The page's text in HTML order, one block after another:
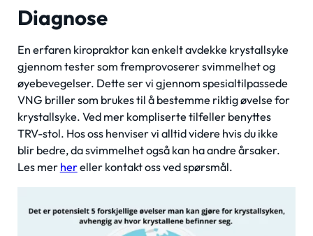
Diagnose
En erfaren kiropraktor kan enkelt avdekke krystallsyke
gjennom tester som fremprovoserer svimmelhet og
øyebevegelser. Dette ser vi gjennom spesialtilpassede
VNG briller som brukes til å bestemme riktig øvelse for
krystallsyke. Ved mer kompliserte tilfeller benyttes
TRV-stol. Hos oss henviser vi alltid videre hvis du ikke
blir bedre, da svimmelhet også kan ha andre årsaker.
Les mer hereller kontakt oss ved spørsmål.